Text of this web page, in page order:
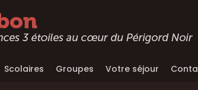
Scolaires Groupes Votre séjour